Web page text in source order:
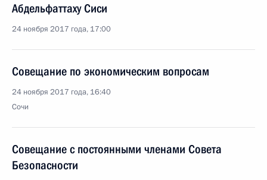
Абдельфаттаху Сиси
24 ноября 2017 года, 17:00
Совещание по экономическим вопросам
24 ноября 2017 года, 16:40
Сочи
Совещание с постоянными членами Совета
Безопасности